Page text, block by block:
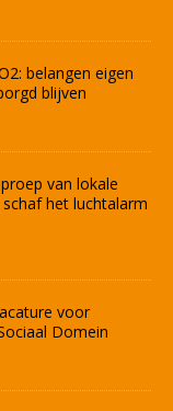
belangen eigen
blijven
van lokale
het luchtalarm
voor
Domein